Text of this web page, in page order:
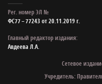
Рег. номер ЭЛ №
ФС77 – 77243 от 20.11.2019 г.
Главный редактор издания:
Авдеева Л.А.
Сетевое
Учредитель: